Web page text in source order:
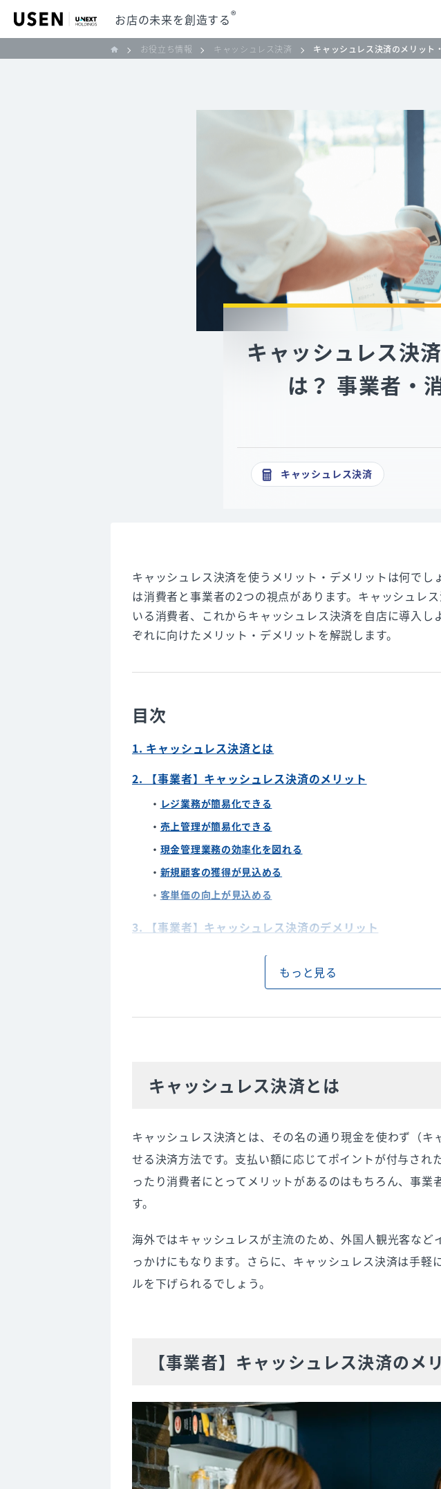
お店の未来を創造する®
お役立ち情報 キャッシュレス決済 キャッシュレス決済のメリット
キャッシュレス決
は？ 事業者・
キャッシュレス決済
キャッシュレス決済を使うメリット・デメリットは何でし
は消費者と事業者の2つの視点があります。キャッシュレ
いる消費者、これからキャッシュレス決済を自店に導入し
ぞれに向けたメリット・デメリットを解説します。
目次
1. キャッシュレス決済とは
2. 【事業者】キャッシュレス決済のメリット
レジ業務が簡易化できる
売上管理が簡易化できる
現金管理業務の効率化を図れる
新規顧客の獲得が見込める
客単価の向上が見込める
3. 【事業者】キャッシュレス決済のデメリット
導入にあたって準備が必要
故障時や災害の際に使えない可能性がある
4. 【消費者】キャッシュレス決済のメリット
衛生面でリスク回避ができる
決済がスムーズ
5. 【消費者】キャッシュレス決済のデメリット
6. キャッシュレス決済の種類
クレジットカード
電子マネー
QRコード決済
7. キャッシュレス決済の導入方法
もっと見る
キャッシュレス決済とは
キャッシュレス決済とは、その名の通り現金を使わず（キ
せる決済方法です。支払い額に応じてポイントが付与され
ったり消費者にとってメリットがあるのはもちろん、事業
す。
海外ではキャッシュレスが主流のため、外国人観光客など
っかけにもなります。さらに、キャッシュレス決済は手軽
ルを下げられるでしょう。
【事業者】キャッシュレス決済のメ